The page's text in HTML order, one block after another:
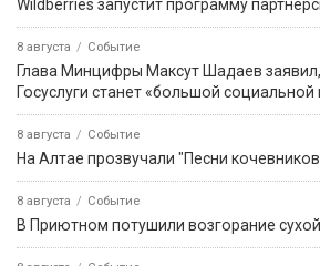
Wildberries запустит программу
8 августа Событие
Глава Минцифры Максут Шадаев
Госуслуги станет «большой
8 августа Событие
На Алтае прозвучали "Песни
8 августа Событие
В Приютном потушили возгорание